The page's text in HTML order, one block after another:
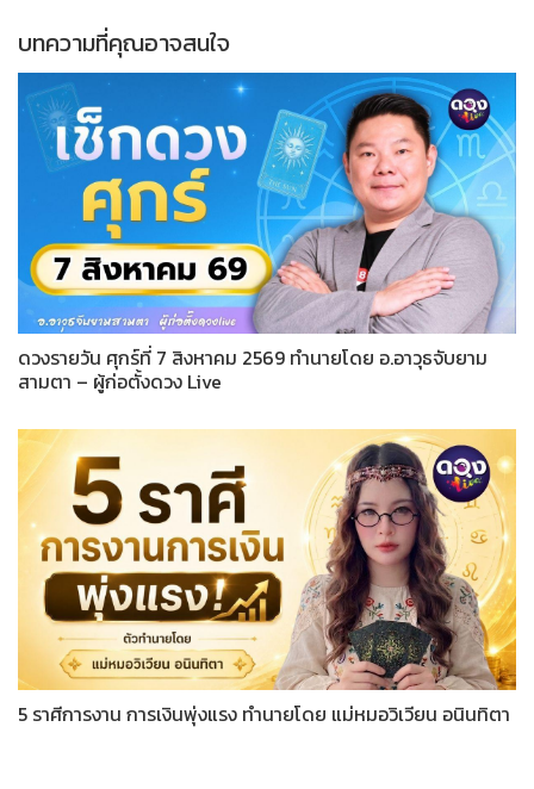
บทความที่คุณอาจสนใจ
ดวงรายวัน ศุกร์ที่ 7 สิงหาคม 2569 ทำนายโดย อ.อาวุธจับยาม
สามตา – ผู้ก่อตั้งดวง Live
5 ราศีการงาน การเงินพุ่งแรง ทำนายโดย แม่หมอวิเวียน อนินทิตา